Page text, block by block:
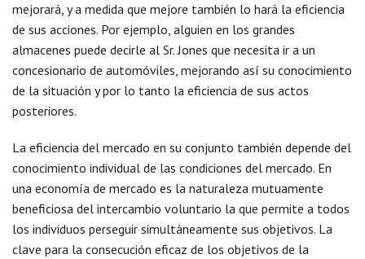
mejorará, y a medida que mejore también lo hará la eficiencia
de sus acciones. Por ejemplo, alguien en los grandes
almacenes puede decirle al Sr. Jones que necesita ir a un
concesionario de automóviles, mejorando así su conocimiento
de la situación y por lo tanto la eficiencia de sus actos
posteriores.
La eficiencia del mercado en su conjunto también depende del
conocimiento individual de las condiciones del mercado. En
una economía de mercado es la naturaleza mutuamente
beneficiosa del intercambio voluntario la que permite a todos
los individuos perseguir simultáneamente sus objetivos. La
clave para la consecución eficaz de los objetivos de la